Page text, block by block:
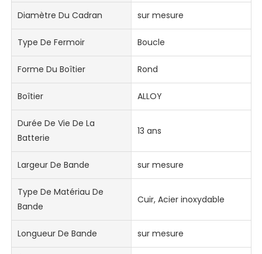
Diamètre Du Cadran sur mesure
Type De Fermoir Boucle
Forme Du Boîtier Rond
Boîtier ALLOY
Durée De Vie De La
Batterie
13 ans
Largeur De Bande sur mesure
Type De Matériau De
Bande
Cuir, Acier inoxydable
Longueur De Bande sur mesure